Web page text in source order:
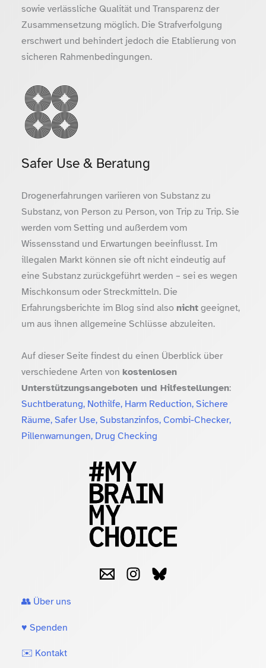
sowie verlässliche Qualität und Transparenz der
Zusammensetzung möglich. Die Strafverfolgung
erschwert und behindert jedoch die Etablierung von
sicheren Rahmenbedingungen.
Safer Use & Beratung
Drogenerfahrungen variieren von Substanz zu
Substanz, von Person zu Person, von Trip zu Trip. Sie
werden vom Setting und außerdem vom
Wissensstand und Erwartungen beeinflusst. Im
illegalen Markt können sie oft nicht eindeutig auf
eine Substanz zurückgeführt werden – sei es wegen
Mischkonsum oder Streckmitteln. Die
Erfahrungsberichte im Blog sind also nichtgeeignet,
um aus ihnen allgemeine Schlüsse abzuleiten.
Auf dieser Seite findest du einen Überblick über
verschiedene Arten von kostenlosen
Unterstützungsangeboten und Hilfestellungen:
Suchtberatung, Nothilfe, Harm Reduction, Sichere
Räume, Safer Use, Substanzinfos, Combi-Checker,
Pillenwarnungen, Drug Checking
👥 Über uns
♥️ Spenden
✉️ Kontakt